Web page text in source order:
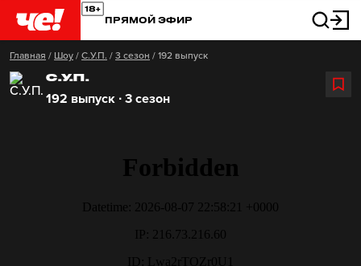
ПРЯМОЙ ЭФИР
Главная / Шоу / С.У.П. / 3 сезон / 192 выпуск
С.У.П.
192 выпуск ∙ 3 сезон